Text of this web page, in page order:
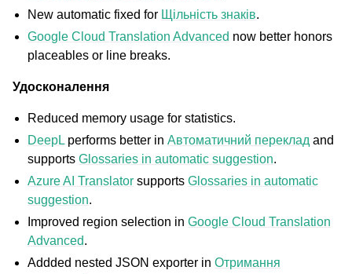
navigation of Підтримувані формати файлів
navigation of Настанови з налаштовування
New automatic fixed for Щільність знаків.
Google Cloud Translation Advanced now better honors
placeables or line breaks.
Удосконалення
Reduced memory usage for statistics.
DeepL performs better inАвтоматичний переклад and
supportsGlossaries in automatic suggestion.
Azure AI Translator supportsGlossaries in automatic
suggestion.
Improved region selection inGoogle Cloud Translation
Advanced.
Addded nested JSON exporter inОтримання